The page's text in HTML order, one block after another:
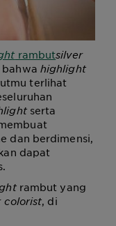
rambutsilver
bahwa highlight
terlihat
serta
dan berdimensi,
dapat
rambut yang
colorist, di